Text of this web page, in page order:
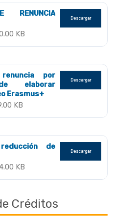
RENUNCIA
KB
Descargar
por
elaborar
Erasmus+
KB
Descargar
de
KB
Descargar
Créditos